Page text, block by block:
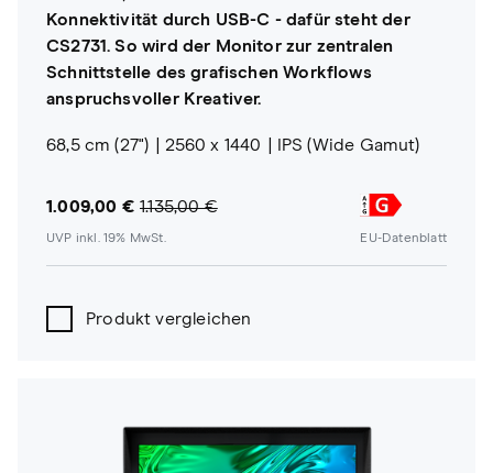
Konnektivität durch USB-C - dafür steht der
CS2731. So wird der Monitor zur zentralen
Schnittstelle des grafischen Workflows
anspruchsvoller Kreativer.
68,5 cm (27") 2560 x 1440 IPS (Wide Gamut)
1.009,00 € 1.135,00 €
UVP inkl. 19% MwSt. EU-Datenblatt
Produkt vergleichen